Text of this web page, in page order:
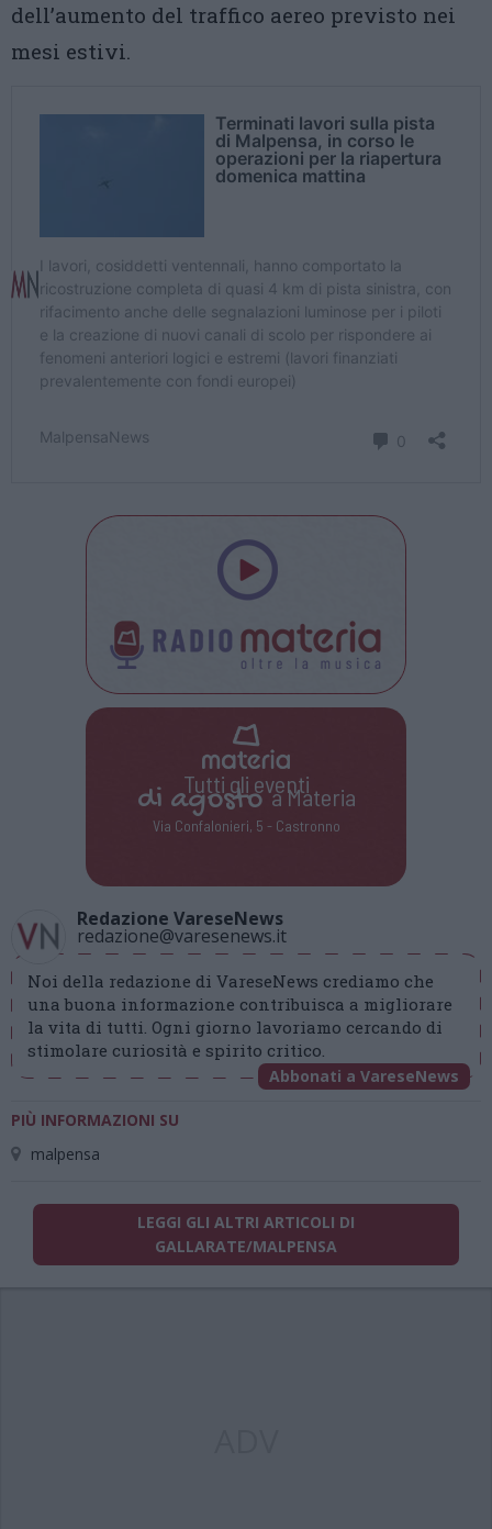
dell’aumento del traffico aereo previsto nei
mesi estivi.
Tutti gli eventi
di agostoa Materia
Via Confalonieri, 5 - Castronno
Redazione VareseNews
redazione@varesenews.it
Noi della redazione di VareseNews crediamo che
una buona informazione contribuisca a migliorare
la vita di tutti. Ogni giorno lavoriamo cercando di
stimolare curiosità e spirito critico.
Abbonati a VareseNews
PIÙ INFORMAZIONI SU
malpensa
LEGGI GLI ALTRI ARTICOLI DI
GALLARATE/MALPENSA